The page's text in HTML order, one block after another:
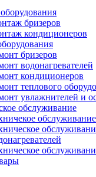
бризеров
кондиционеров
бризеров
водонагревателей
кондиционеров
теплового
увлажнителей и
обслуживание